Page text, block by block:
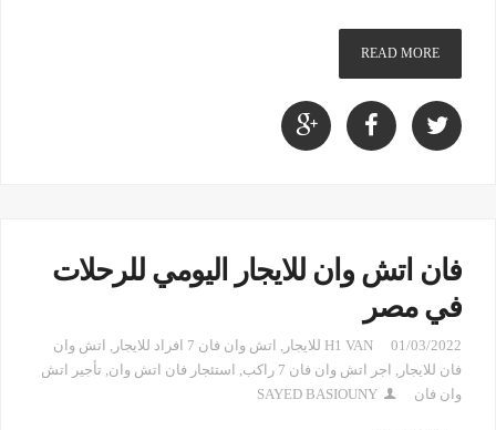
READ MORE
فان اتش وان للايجار اليومي للرحلات
في مصر
01/03/2022 H1 VAN للايجار , اتش وان فان 7 افراد للايجار , اتش وان
فان للايجار , اجر اتش وان فان 7 راكب , استئجار فان اتش وان, تأجير اتش
وان فان
SAYED BASIOUNY